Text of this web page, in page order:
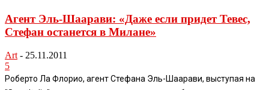
Агент Эль-Шаарави: «Даже если придет Тевес,
Стефан останется в Милане»
Art - 25.11.2011
5
Роберто Ла Флорио, агент Стефана Эль-Шаарави, выступая на